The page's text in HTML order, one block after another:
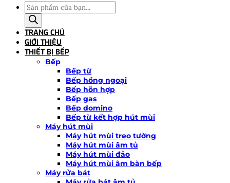
Tìm
kiếm
sản
phẩm
TRANG CHỦ
GIỚI THIỆU
THIẾT BỊ BẾP
Bếp
Bếp từ
Bếp hồng ngoại
Bếp hỗn hợp
Bếp gas
Bếp domino
Bếp từ kết hợp hút mùi
Máy hút mùi
Máy hút mùi treo tường
Máy hút mùi âm tủ
Máy hút mùi đảo
Máy hút mùi âm bàn bếp
Máy rửa bát